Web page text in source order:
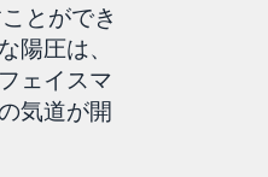
とができ
陽圧は、
ェイスマ
気道が開